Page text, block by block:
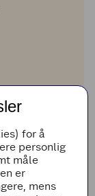
for å
personlig
måle
er
mens